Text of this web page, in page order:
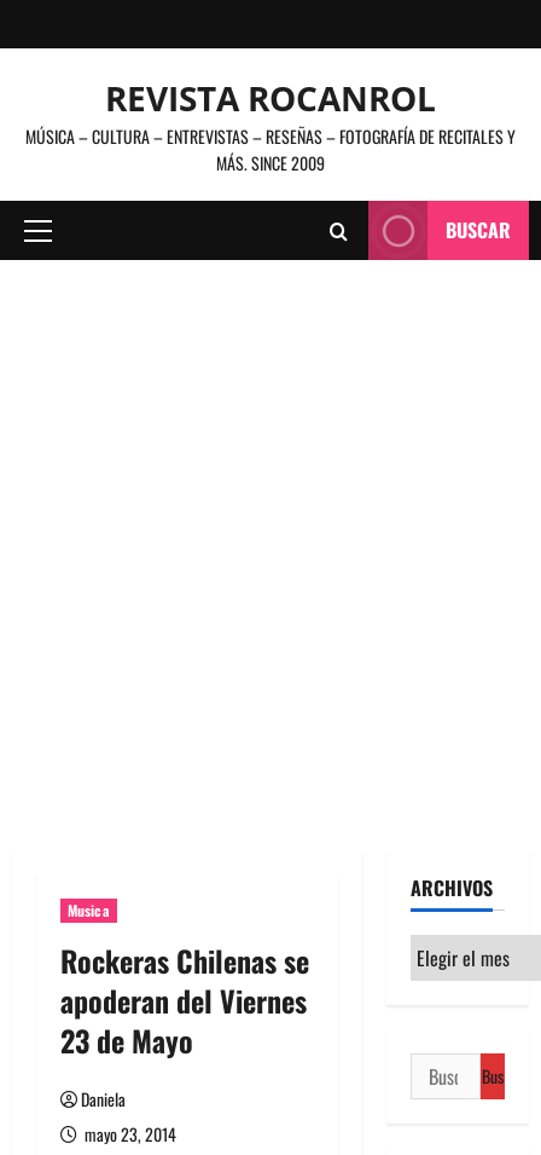
al
REVISTA ROCANROL
MÚSICA – CULTURA – ENTREVISTAS – RESEÑAS – FOTOGRAFÍA DE RECITALES Y
MÁS. SINCE 2009
Menú
BUSCAR
Musica
Rockeras Chilenas se
apoderan del Viernes
23 de Mayo
Daniela
mayo 23, 2014
ARCHIVOS
Archivos
Buscar: